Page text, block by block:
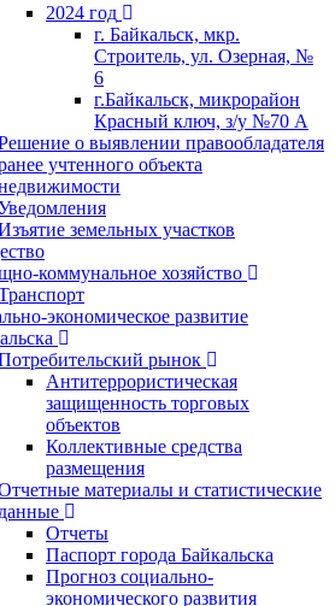
2024 год
г. Байкальск, мкр.
Строитель, ул. Озерная, №
6
г.Байкальск, микрорайон
Красный ключ, з/у №70 А
о выявлении правообладателя
учтенного объекта
земельных участков
коммунальное хозяйство
экономическое развитие
рынок
Антитеррористическая
защищенность торговых
объектов
Коллективные средства
размещения
материалы и статистические
данные
Отчеты
Паспорт города Байкальска
Прогноз социально-
экономического развития